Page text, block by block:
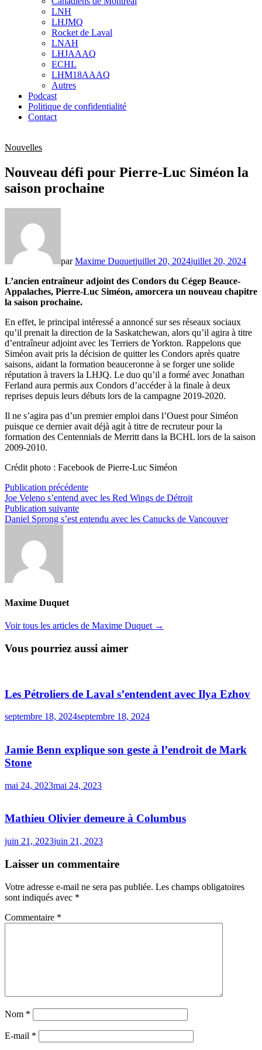
sub
menu
LNH
LHJMQ
Rocket de Laval
LNAH
LHJAAAQ
ECHL
LHM18AAAQ
Autres
Podcast
Politique de confidentialité
Contact
Nouvelles
Nouveau défi pour Pierre-Luc Siméon la
saison prochaine
parMaxime Duquetjuillet 20, 2024juillet 20, 2024
L’ancien entraîneur adjoint des Condors du Cégep Beauce-
Appalaches, Pierre-Luc Siméon, amorcera un nouveau chapitre
la saison prochaine.
En effet, le principal intéressé a annoncé sur ses réseaux sociaux
qu’il prenait la direction de la Saskatchewan, alors qu’il agira à titre
d’entraîneur adjoint avec les Terriers de Yorkton. Rappelons que
Siméon avait pris la décision de quitter les Condors après quatre
saisons, aidant la formation beauceronne à se forger une solide
réputation à travers la LHJQ. Le duo qu’il a formé avec Jonathan
Ferland aura permis aux Condors d’accéder à la finale à deux
reprises depuis leurs débuts lors de la campagne 2019-2020.
Il ne s’agira pas d’un premier emploi dans l’Ouest pour Siméon
puisque ce dernier avait déjà agit à titre de recruteur pour la
formation des Centennials de Merritt dans la BCHL lors de la saison
2009-2010.
Crédit photo : Facebook de Pierre-Luc Siméon
Navigation
de
l’article
Publication précédentePublication
précédente :
Joe Veleno s’entend avec les Red Wings de Détroit
Publication suivantePublication
suivante :
Daniel Sprong s’est entendu avec les Canucks de Vancouver
Maxime Duquet
Voir tous les articles de Maxime Duquet →
Vous pourriez aussi aimer
Les Pétroliers de Laval s’entendent avec Ilya Ezhov
septembre 18, 2024septembre 18, 2024
Jamie Benn explique son geste à l’endroit de Mark
Stone
mai 24, 2023mai 24, 2023
Mathieu Olivier demeure à Columbus
juin 21, 2023juin 21, 2023
Laisser un commentaire
Votre adresse e-mail ne sera pas publiée. Les champs obligatoires
sont indiqués avec *
Commentaire *
Nom *
E-mail *